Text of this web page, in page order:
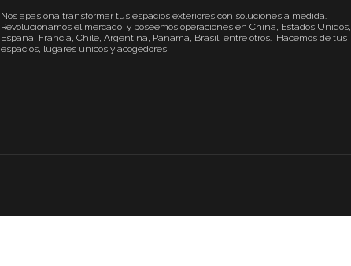
Nos apasiona transformar tus espacios exteriores con soluciones a medida.
Revolucionamos el mercado y poseemos operaciones en China, Estados Unidos,
España, Francia, Chile, Argentina, Panamá, Brasil, entre otros. ¡Hacemos de tus
espacios, lugares únicos y acogedores!